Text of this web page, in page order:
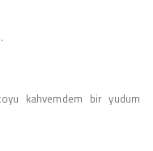
kahvemdem bir yudum